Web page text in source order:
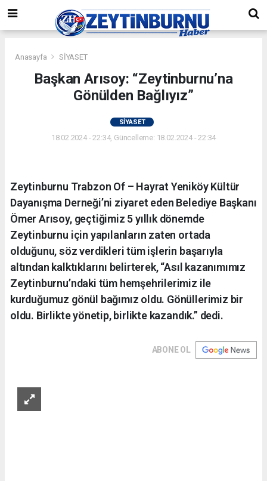
Anasayfa SİYASET
Başkan Arısoy: “Zeytinburnu’na
Gönülden Bağlıyız”
SİYASET
18.02.2024 - 22:34, Güncelleme: 18.02.2024 - 22:34
Zeytinburnu Trabzon Of – Hayrat Yeniköy Kültür
Dayanışma Derneği’ni ziyaret eden Belediye Başkanı
Ömer Arısoy, geçtiğimiz 5 yıllık dönemde
Zeytinburnu için yapılanların zaten ortada
olduğunu, söz verdikleri tüm işlerin başarıyla
altından kalktıklarını belirterek, “Asıl kazanımımız
Zeytinburnu’ndaki tüm hemşehrilerimiz ile
kurduğumuz gönül bağımız oldu. Gönüllerimiz bir
oldu. Birlikte yönetip, birlikte kazandık.” dedi.
ABONE OL